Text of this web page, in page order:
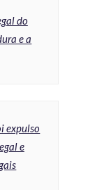
do
e a
expulso
e